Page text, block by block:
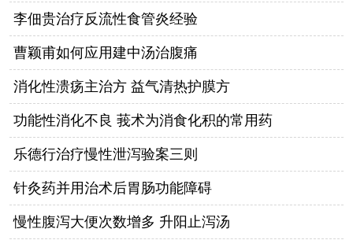
李佃贵治疗反流性食管炎经验
曹颖甫如何应用建中汤治腹痛
消化性溃疡主治方 益气清热护膜方
功能性消化不良 莪术为消食化积的常用药
乐德行治疗慢性泄泻验案三则
针灸药并用治术后胃肠功能障碍
慢性腹泻大便次数增多 升阳止泻汤